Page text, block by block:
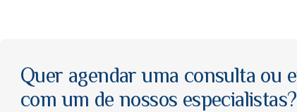
Quer agendar uma consulta ou
com um de nossos especialistas?